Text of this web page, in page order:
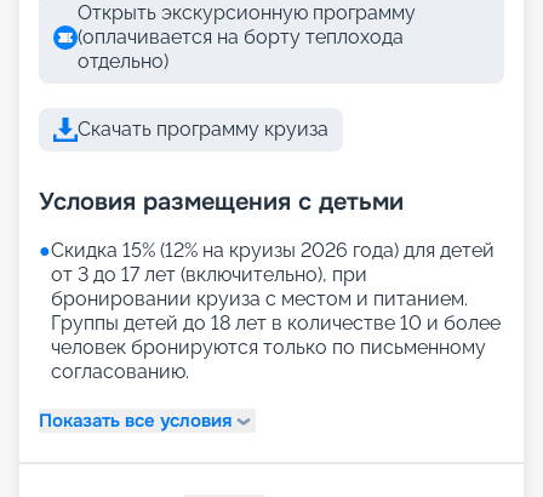
Открыть экскурсионную программу
(оплачивается на борту теплохода
отдельно)
Скачать программу круиза
Условия размещения с детьми
●Скидка 15% (12% на круизы 2026 года) для детей
от 3 до 17 лет (включительно), при
бронировании круиза с местом и питанием.
Группы детей до 18 лет в количестве 10 и более
человек бронируются только по письменному
согласованию.
Показать все условия